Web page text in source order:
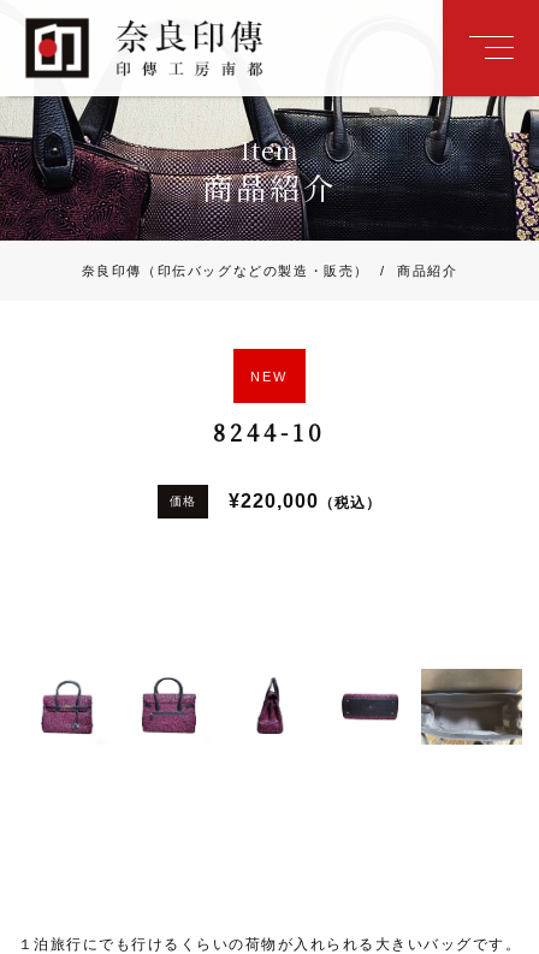
Item
商品紹介
奈良印傳（印伝バッグなどの製造・販売） / 商品紹介
NEW
8244-10
価格 ¥220,000 （税込）
１泊旅行にでも行けるくらいの荷物が入れられる大きいバッグです。